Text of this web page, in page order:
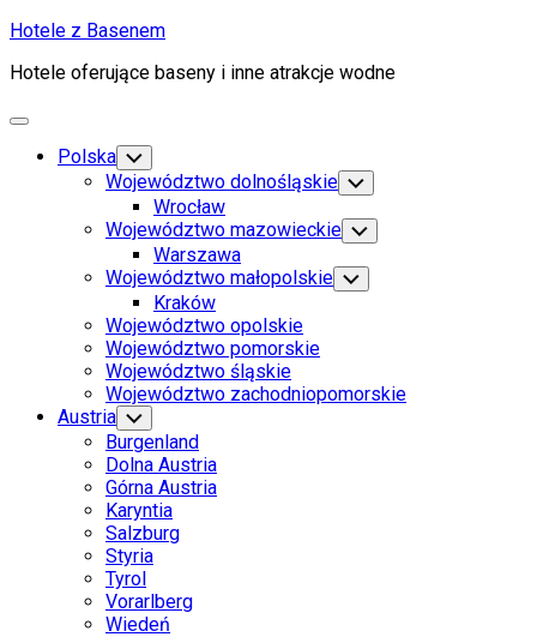
Skip
content
Hotele z Basenem
Hotele oferujące baseny i inne atrakcje wodne
Expand
Polska Toggle
Child
Menu
Województwo dolnośląskie Toggle
Child
Menu
Wrocław
Województwo mazowieckie Toggle
Child
Menu
Warszawa
Województwo małopolskie Toggle
Child
Kraków
Województwo opolskie
Województwo pomorskie
Województwo śląskie
Województwo zachodniopomorskie
Austria Toggle
Child
Menu
Burgenland
Dolna Austria
Górna Austria
Karyntia
Salzburg
Styria
Tyrol
Vorarlberg
Wiedeń